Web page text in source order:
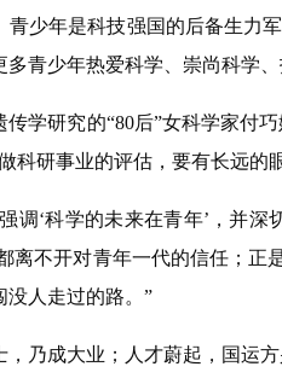
青少年是科技强国的后备生力
多青少年热爱科学、崇尚科学
传学研究的“80后”女科学家付
科研事业的评估，要有长远的
调‘科学的未来在青年’，并
离不开对青年一代的信任；
没人走过的路。”
，乃成大业；人才蔚起，国运